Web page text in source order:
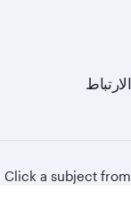
Click a subject